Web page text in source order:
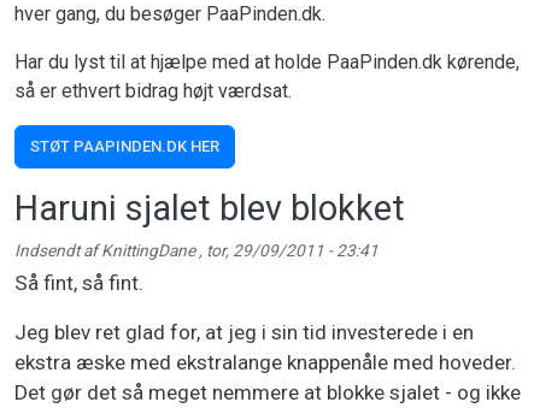
hver gang, du besøger PaaPinden.dk.
Har du lyst til at hjælpe med at holde PaaPinden.dk kørende,
så er ethvert bidrag højt værdsat.
STØT PAAPINDEN.DK HER
Haruni sjalet blev blokket
Indsendt afKnittingDane , tor, 29/09/2011 - 23:41
Så fint, så fint.
Jeg blev ret glad for, at jeg i sin tid investerede i en
ekstra æske med ekstralange knappenåle med hoveder.
Det gør det så meget nemmere at blokke sjalet - og ikke